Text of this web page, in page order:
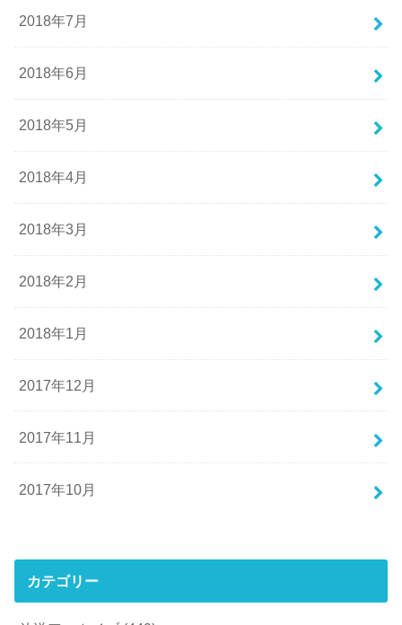
2018年7月
2018年6月
2018年5月
2018年4月
2018年3月
2018年2月
2018年1月
2017年12月
2017年11月
2017年10月
カテゴリー